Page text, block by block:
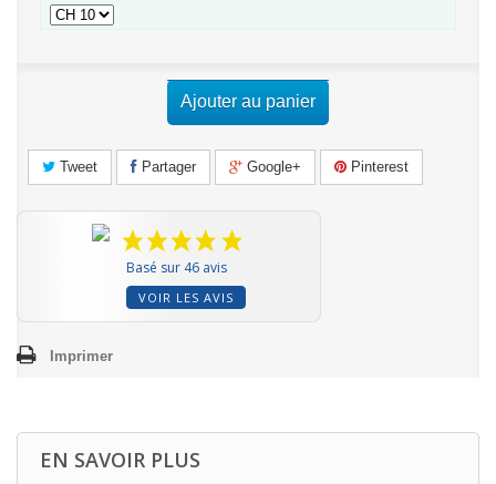
Ajouter au panier
Tweet Partager Google+ Pinterest
Basé sur 46 avis
VOIR LES AVIS
Imprimer
EN SAVOIR PLUS